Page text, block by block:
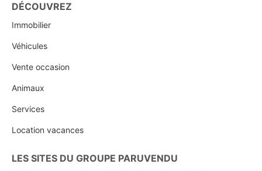
DÉCOUVREZ
Immobilier
Véhicules
Vente occasion
Animaux
Services
Location vacances
LES SITES DU GROUPE PARUVENDU